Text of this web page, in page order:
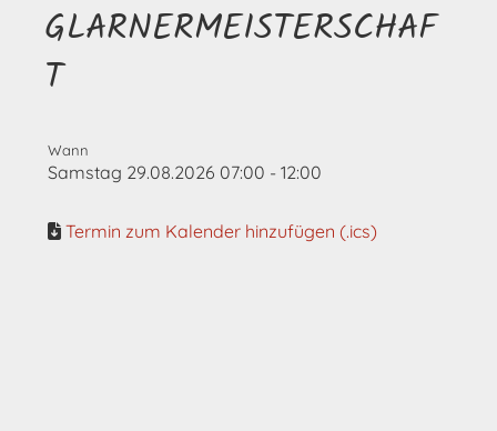
GLARNERMEISTERSCHAF
T
Wann
Samstag 29.08.2026 07:00 - 12:00
Termin zum Kalender hinzufügen (.ics)